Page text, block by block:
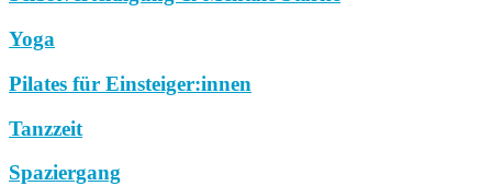
Yoga
Pilates für Einsteiger:innen
Tanzzeit
Spaziergang